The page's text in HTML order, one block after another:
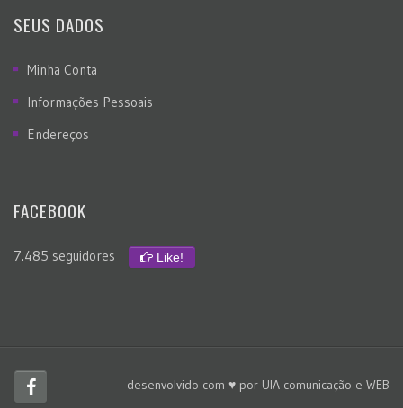
SEUS DADOS
Minha Conta
Informações Pessoais
Endereços
FACEBOOK
7.485 seguidores Like!
desenvolvido com ♥ por UIA comunicação e WEB